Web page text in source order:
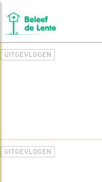
UITGEVLOGEN
UITGEVLOGEN